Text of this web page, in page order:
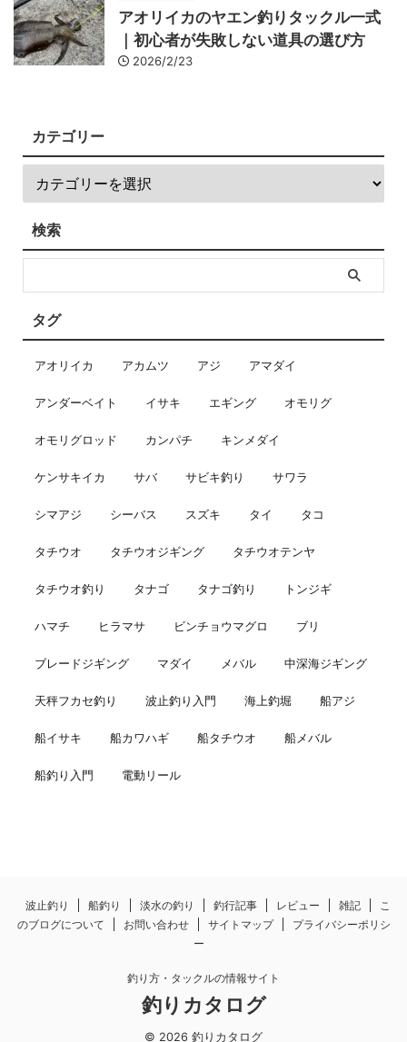
アオリイカのヤエン釣りタックル一式
｜初心者が失敗しない道具の選び方
2026/2/23
カテゴリー
検索
タグ
アオリイカ アカムツ アジ アマダイ
アンダーベイト イサキ エギング オモリグ
オモリグロッド カンパチ キンメダイ
ケンサキイカ サバ サビキ釣り サワラ
シマアジ シーバス スズキ タイ タコ
タチウオ タチウオジギング タチウオテンヤ
タチウオ釣り タナゴ タナゴ釣り トンジギ
ハマチ ヒラマサ ビンチョウマグロ ブリ
ブレードジギング マダイ メバル 中深海ジギング
天秤フカセ釣り 波止釣り入門 海上釣堀 船アジ
船イサキ 船カワハギ 船タチウオ 船メバル
船釣り入門 電動リール
波止釣り 船釣り 淡水の釣り 釣行記事 レビュー 雑記
こ
のブログについて
お問い合わせ サイトマップ
プライバシーポリシ
ー
釣り方・タックルの情報サイト
釣りカタログ
© 2026 釣りカタログ